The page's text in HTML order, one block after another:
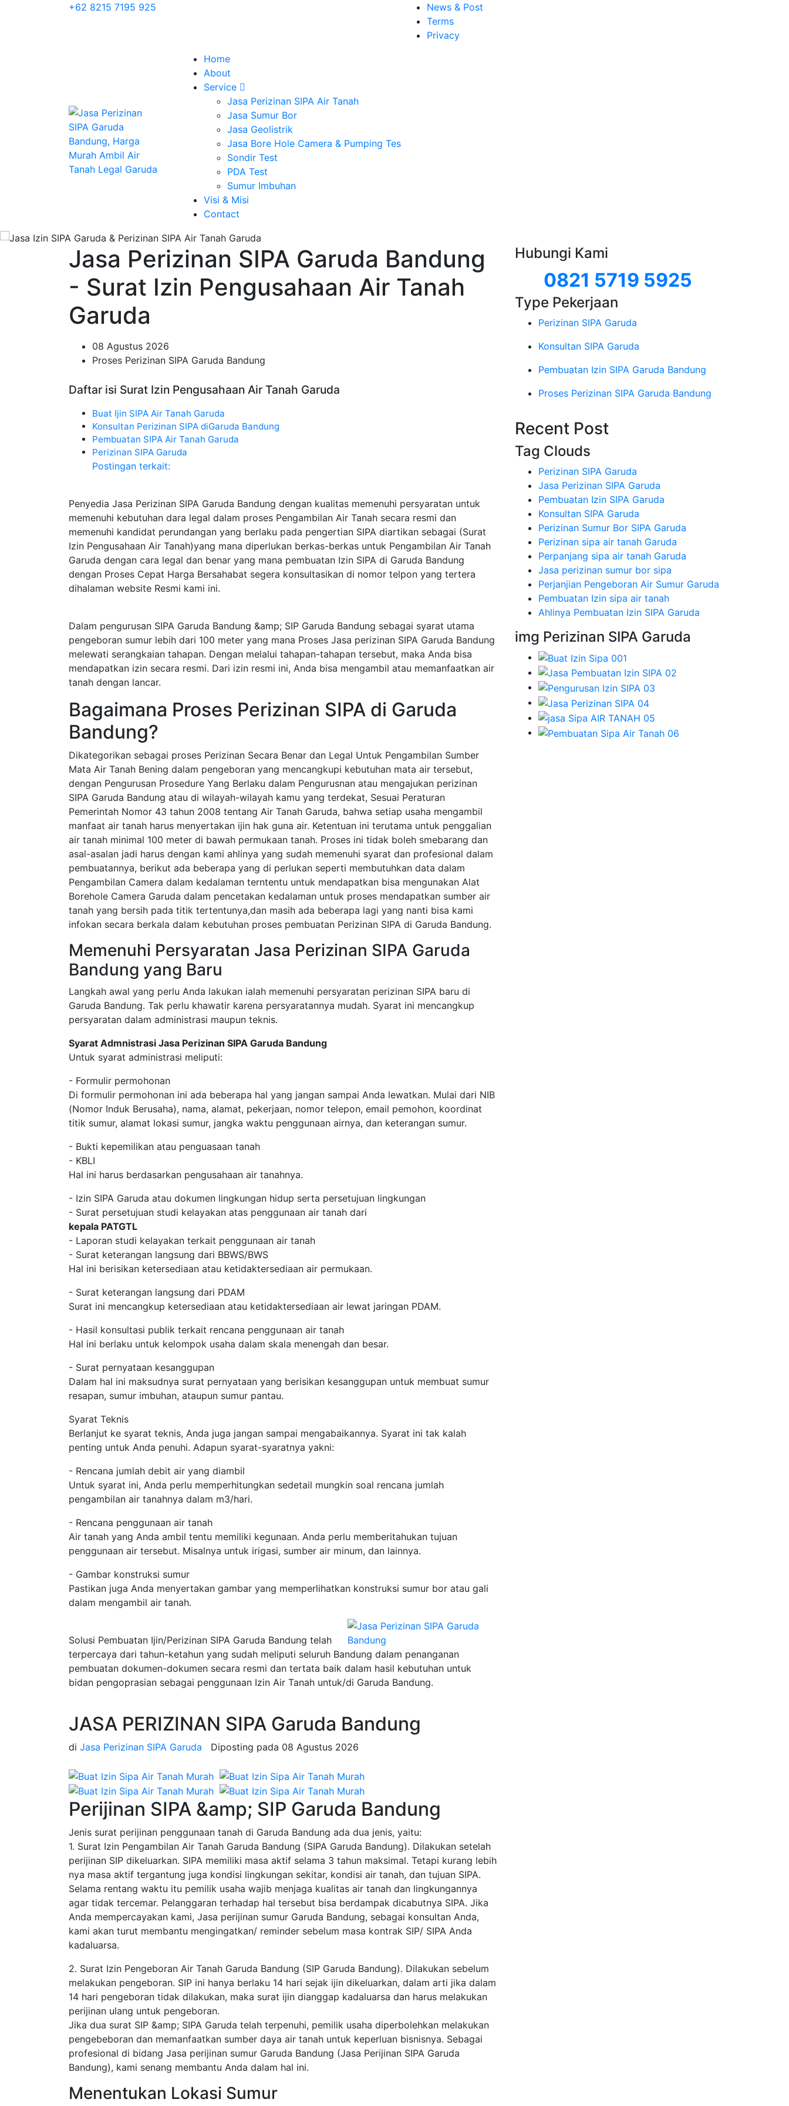
+62 8215 7195 925
News & Post
Terms
Privacy
Home
About
Service
Jasa Perizinan SIPA Air Tanah
Jasa Sumur Bor
Jasa Geolistrik
Jasa Bore Hole Camera & Pumping Tes
Sondir Test
PDA Test
Sumur Imbuhan
Visi & Misi
Contact
Jasa Perizinan SIPA Garuda Bandung
- Surat Izin Pengusahaan Air Tanah
Garuda
08 Agustus 2026
Proses Perizinan SIPA Garuda Bandung
Daftar isi Surat Izin Pengusahaan Air Tanah Garuda
Buat Ijin SIPA Air Tanah Garuda
Konsultan Perizinan SIPA diGaruda Bandung
Pembuatan SIPA Air Tanah Garuda
Perizinan SIPA Garuda
Postingan terkait:
Penyedia Jasa Perizinan SIPA Garuda Bandung dengan kualitas memenuhi persyaratan untuk
memenuhi kebutuhan dara legal dalam proses Pengambilan Air Tanah secara resmi dan
memenuhi kandidat perundangan yang berlaku pada pengertian SIPA diartikan sebagai (Surat
Izin Pengusahaan Air Tanah)yang mana diperlukan berkas-berkas untuk Pengambilan Air Tanah
Garuda dengan cara legal dan benar yang mana pembuatan Izin SIPA di Garuda Bandung
dengan Proses Cepat Harga Bersahabat segera konsultasikan di nomor telpon yang tertera
dihalaman website Resmi kami ini.
Dalam pengurusan SIPA Garuda Bandung &amp; SIP Garuda Bandung sebagai syarat utama
pengeboran sumur lebih dari 100 meter yang mana Proses Jasa perizinan SIPA Garuda Bandung
melewati serangkaian tahapan. Dengan melalui tahapan-tahapan tersebut, maka Anda bisa
mendapatkan izin secara resmi. Dari izin resmi ini, Anda bisa mengambil atau memanfaatkan air
tanah dengan lancar.
Bagaimana Proses Perizinan SIPA di Garuda
Bandung?
Dikategorikan sebagai proses Perizinan Secara Benar dan Legal Untuk Pengambilan Sumber
Mata Air Tanah Bening dalam pengeboran yang mencangkupi kebutuhan mata air tersebut,
dengan Pengurusan Prosedure Yang Berlaku dalam Pengurusnan atau mengajukan perizinan
SIPA Garuda Bandung atau di wilayah-wilayah kamu yang terdekat, Sesuai Peraturan
Pemerintah Nomor 43 tahun 2008 tentang Air Tanah Garuda, bahwa setiap usaha mengambil
manfaat air tanah harus menyertakan ijin hak guna air. Ketentuan ini terutama untuk penggalian
air tanah minimal 100 meter di bawah permukaan tanah. Proses ini tidak boleh smebarang dan
asal-asalan jadi harus dengan kami ahlinya yang sudah memenuhi syarat dan profesional dalam
pembuatannya, berikut ada beberapa yang di perlukan seperti membutuhkan data dalam
Pengambilan Camera dalam kedalaman terntentu untuk mendapatkan bisa mengunakan Alat
Borehole Camera Garuda dalam pencetakan kedalaman untuk proses mendapatkan sumber air
tanah yang bersih pada titik tertentunya,dan masih ada beberapa lagi yang nanti bisa kami
infokan secara berkala dalam kebutuhan proses pembuatan Perizinan SIPA di Garuda Bandung.
Memenuhi Persyaratan Jasa Perizinan SIPA Garuda
Bandung yang Baru
Langkah awal yang perlu Anda lakukan ialah memenuhi persyaratan perizinan SIPA baru di
Garuda Bandung. Tak perlu khawatir karena persyaratannya mudah. Syarat ini mencangkup
persyaratan dalam administrasi maupun teknis.
Syarat Admnistrasi Jasa Perizinan SIPA Garuda Bandung
Untuk syarat administrasi meliputi:
- Formulir permohonan
Di formulir permohonan ini ada beberapa hal yang jangan sampai Anda lewatkan. Mulai dari NIB
(Nomor Induk Berusaha), nama, alamat, pekerjaan, nomor telepon, email pemohon, koordinat
titik sumur, alamat lokasi sumur, jangka waktu penggunaan airnya, dan keterangan sumur.
- Bukti kepemilikan atau penguasaan tanah
- KBLI
Hal ini harus berdasarkan pengusahaan air tanahnya.
- Izin SIPA Garuda atau dokumen lingkungan hidup serta persetujuan lingkungan
- Surat persetujuan studi kelayakan atas penggunaan air tanah dari
kepala PATGTL
- Laporan studi kelayakan terkait penggunaan air tanah
- Surat keterangan langsung dari BBWS/BWS
Hal ini berisikan ketersediaan atau ketidaktersediaan air permukaan.
- Surat keterangan langsung dari PDAM
Surat ini mencangkup ketersediaan atau ketidaktersediaan air lewat jaringan PDAM.
- Hasil konsultasi publik terkait rencana penggunaan air tanah
Hal ini berlaku untuk kelompok usaha dalam skala menengah dan besar.
- Surat pernyataan kesanggupan
Dalam hal ini maksudnya surat pernyataan yang berisikan kesanggupan untuk membuat sumur
resapan, sumur imbuhan, ataupun sumur pantau.
Syarat Teknis
Berlanjut ke syarat teknis, Anda juga jangan sampai mengabaikannya. Syarat ini tak kalah
penting untuk Anda penuhi. Adapun syarat-syaratnya yakni:
- Rencana jumlah debit air yang diambil
Untuk syarat ini, Anda perlu memperhitungkan sedetail mungkin soal rencana jumlah
pengambilan air tanahnya dalam m3/hari.
- Rencana penggunaan air tanah
Air tanah yang Anda ambil tentu memiliki kegunaan. Anda perlu memberitahukan tujuan
penggunaan air tersebut. Misalnya untuk irigasi, sumber air minum, dan lainnya.
- Gambar konstruksi sumur
Pastikan juga Anda menyertakan gambar yang memperlihatkan konstruksi sumur bor atau gali
dalam mengambil air tanah.
Solusi Pembuatan Ijin/Perizinan SIPA Garuda Bandung telah
terpercaya dari tahun-ketahun yang sudah meliputi seluruh Bandung dalam penanganan
pembuatan dokumen-dokumen secara resmi dan tertata baik dalam hasil kebutuhan untuk
bidan pengoprasian sebagai penggunaan Izin Air Tanah untuk/di Garuda Bandung.
JASA PERIZINAN SIPA Garuda Bandung
di Jasa Perizinan SIPA Garuda Diposting pada 08 Agustus 2026
Perijinan SIPA &amp; SIP Garuda Bandung
Jenis surat perijinan penggunaan tanah di Garuda Bandung ada dua jenis, yaitu:
1. Surat Izin Pengambilan Air Tanah Garuda Bandung (SIPA Garuda Bandung). Dilakukan setelah
perijinan SIP dikeluarkan. SIPA memiliki masa aktif selama 3 tahun maksimal. Tetapi kurang lebih
nya masa aktif tergantung juga kondisi lingkungan sekitar, kondisi air tanah, dan tujuan SIPA.
Selama rentang waktu itu pemilik usaha wajib menjaga kualitas air tanah dan lingkungannya
agar tidak tercemar. Pelanggaran terhadap hal tersebut bisa berdampak dicabutnya SIPA. Jika
Anda mempercayakan kami, Jasa perijinan sumur Garuda Bandung, sebagai konsultan Anda,
kami akan turut membantu mengingatkan/ reminder sebelum masa kontrak SIP/ SIPA Anda
kadaluarsa.
2. Surat Izin Pengeboran Air Tanah Garuda Bandung (SIP Garuda Bandung). Dilakukan sebelum
melakukan pengeboran. SIP ini hanya berlaku 14 hari sejak ijin dikeluarkan, dalam arti jika dalam
14 hari pengeboran tidak dilakukan, maka surat ijin dianggap kadaluarsa dan harus melakukan
perijinan ulang untuk pengeboran.
Jika dua surat SIP &amp; SIPA Garuda telah terpenuhi, pemilik usaha diperbolehkan melakukan
pengebeboran dan memanfaatkan sumber daya air tanah untuk keperluan bisnisnya. Sebagai
profesional di bidang Jasa perijinan sumur Garuda Bandung (Jasa Perijinan SIPA Garuda
Bandung), kami senang membantu Anda dalam hal ini.
Menentukan Lokasi Sumur
Hubungi Kami
0821 5719 5925
Type Pekerjaan
Perizinan SIPA Garuda
Konsultan SIPA Garuda
Pembuatan Izin SIPA Garuda Bandung
Proses Perizinan SIPA Garuda Bandung
Recent Post
Tag Clouds
Perizinan SIPA Garuda
Jasa Perizinan SIPA Garuda
Pembuatan Izin SIPA Garuda
Konsultan SIPA Garuda
Perizinan Sumur Bor SIPA Garuda
Perizinan sipa air tanah Garuda
Perpanjang sipa air tanah Garuda
Jasa perizinan sumur bor sipa
Perjanjian Pengeboran Air Sumur Garuda
Pembuatan Izin sipa air tanah
Ahlinya Pembuatan Izin SIPA Garuda
img Perizinan SIPA Garuda